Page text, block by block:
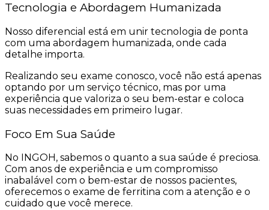
Tecnologia e Abordagem Humanizada
Nosso diferencial está em unir tecnologia de ponta
com uma abordagem humanizada, onde cada
detalhe importa.
Realizando seu exame conosco, você não está apenas
optando por um serviço técnico, mas por uma
experiência que valoriza o seu bem-estar e coloca
suas necessidades em primeiro lugar.
Foco Em Sua Saúde
No INGOH, sabemos o quanto a sua saúde é preciosa.
Com anos de experiência e um compromisso
inabalável com o bem-estar de nossos pacientes,
oferecemos o exame de ferritina com a atenção e o
cuidado que você merece.